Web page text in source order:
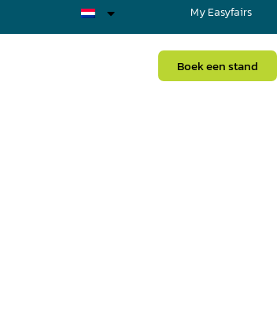
My Easyfairs
Boek een stand